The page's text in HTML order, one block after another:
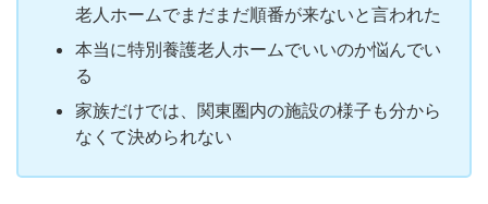
老人ホームでまだまだ順番が来ないと言われた
本当に特別養護老人ホームでいいのか悩んでい
る
家族だけでは、関東圏内の施設の様子も分から
なくて決められない